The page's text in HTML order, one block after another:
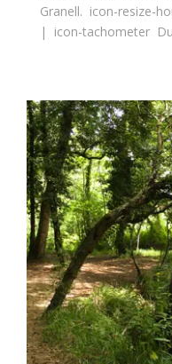
Granell. icon-resize-
| icon-tachometer